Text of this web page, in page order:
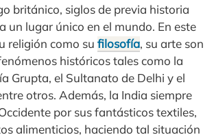
británico, siglos de previa historia
un lugar único en el mundo. En este
religión como su filosofía, su arte son
históricos tales como la
Grupta, el Sultanato de Delhi y el
otros. Además, la India siempre
por sus fantásticos textiles,
alimenticios, haciendo tal situación